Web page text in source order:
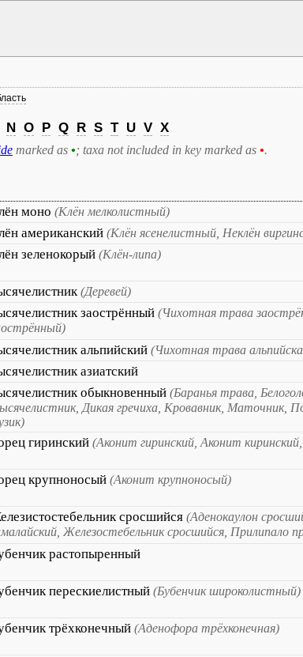
N O P Q R S T U V X
marked as •; taxa not included in key marked as •.
моно (Клён мелколистный)
американский (Клён ясенелистный, Неклён
зеленокорый (Клён-липа)
(Деревей)
заострённый (Чихотная трава
альпийский (Чихотная трава
азиатский
обыкновенный (Баранья трава,
Дикая гречиха, Кровавник, Маточник,
гиринский (Аконит гиринский, Аконит
крупноносый (Аконит крупноносый)
сросшийся (Аденокаулон
Железостебельник сросшийся, Прилипало
растопыренный
перескиелистный (Бубенчик широколистный)
трёхконечный (Аденофора трёхконечная)